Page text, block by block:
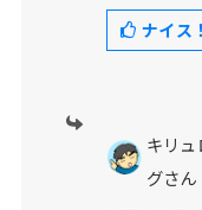
ナイス！
キリュ
グさん